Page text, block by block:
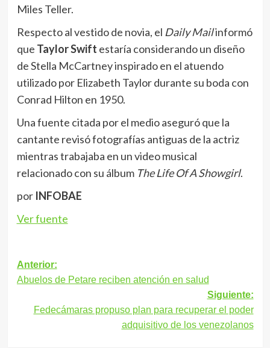
Miles Teller.
Respecto al vestido de novia, el Daily Mailinformó
que Taylor Swift estaría considerando un diseño
de Stella McCartney inspirado en el atuendo
utilizado por Elizabeth Taylor durante su boda con
Conrad Hilton en 1950.
Una fuente citada por el medio aseguró que la
cantante revisó fotografías antiguas de la actriz
mientras trabajaba en un video musical
relacionado con su álbum The Life Of A Showgirl.
por INFOBAE
Ver fuente
Navegación
de
entradas
Anterior:
Abuelos de Petare reciben atención en salud
Siguiente:
Fedecámaras propuso plan para recuperar el poder
adquisitivo de los venezolanos